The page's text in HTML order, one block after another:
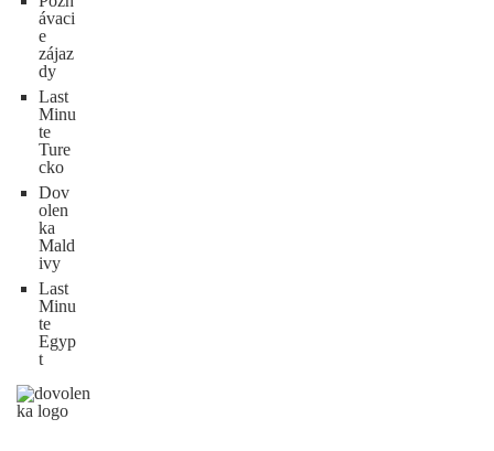
ávaci
e
zájaz
dy
Last
Minu
te
Ture
cko
Dov
olen
ka
Mald
ivy
Last
Minu
te
Egyp
t